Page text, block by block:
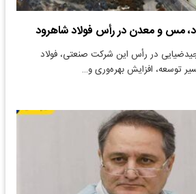
مس و معدن در رأس فولاد شاهرود
در رأس این شرکت صنعتی، فولاد
توسعه، افزایش بهره‌وری و…